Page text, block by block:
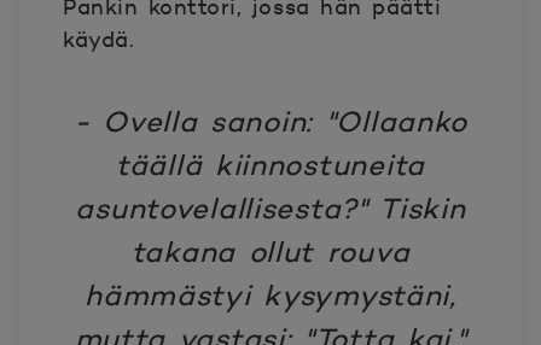
Pankin konttori, jossa hän päätti
käydä.
- Ovella sanoin: "Ollaanko
täällä kiinnostuneita
asuntovelallisesta?" Tiskin
takana ollut rouva
hämmästyi kysymystäni,